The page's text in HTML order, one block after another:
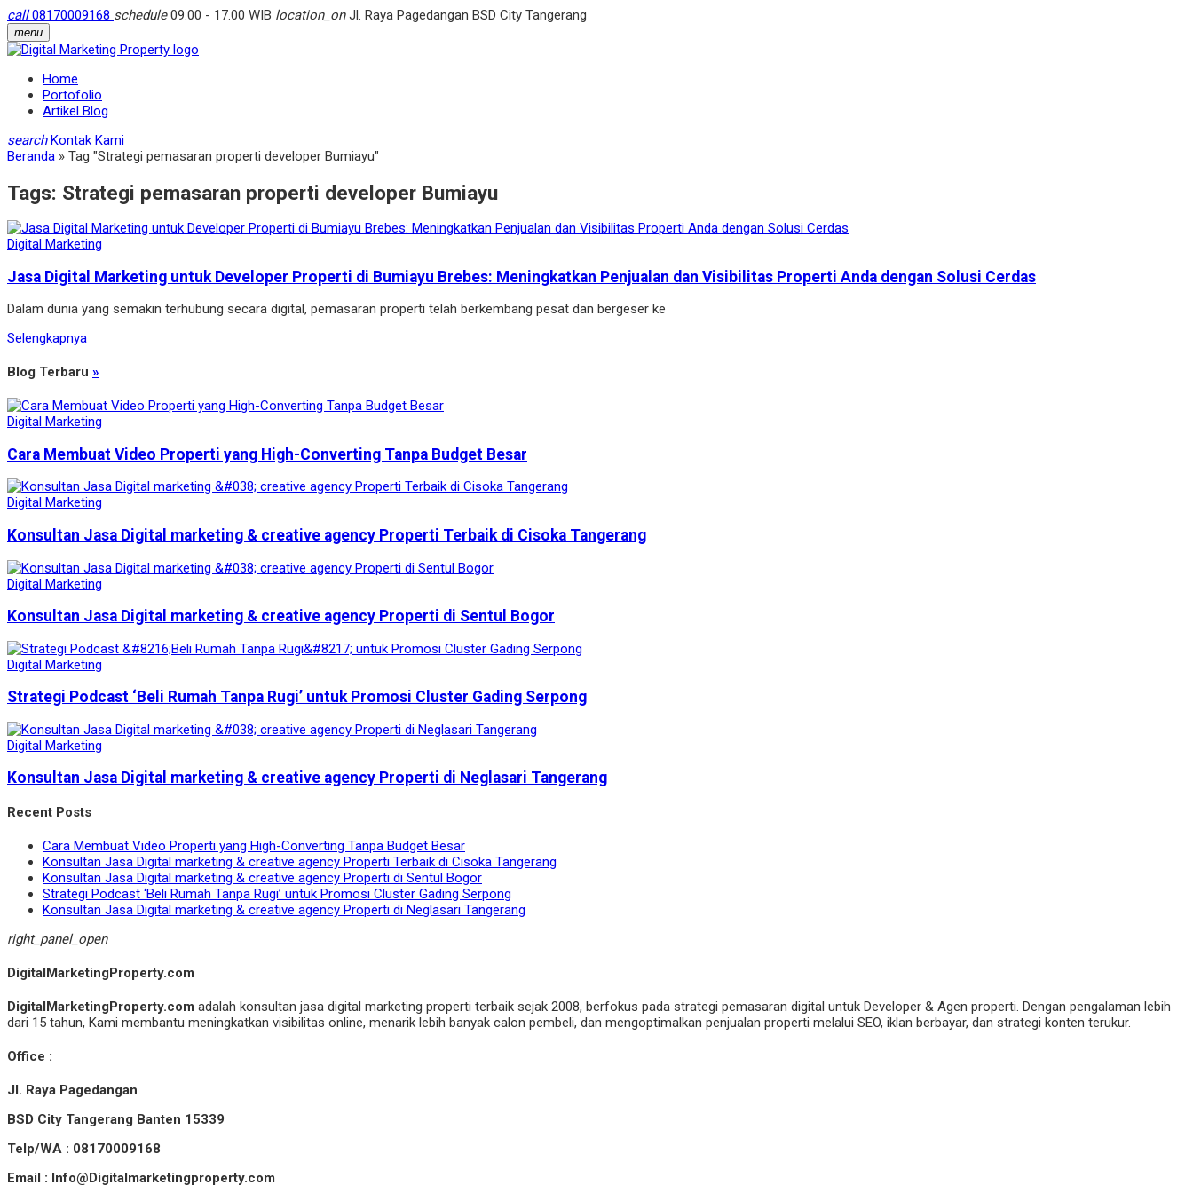
call08170009168 schedule09.00 - 17.00 WIB location_onJl. Raya Pagedangan BSD City Tangerang
menu
Home
Portofolio
Artikel Blog
search Kontak Kami
Beranda » Tag "Strategi pemasaran properti developer Bumiayu"
Tags: Strategi pemasaran properti developer Bumiayu
Digital Marketing
Jasa Digital Marketing untuk Developer Properti di Bumiayu Brebes: Meningkatkan Penjualan dan Visibilitas Properti Anda dengan Solusi Cerdas
Dalam dunia yang semakin terhubung secara digital, pemasaran properti telah berkembang pesat dan bergeser ke
Selengkapnya
Blog Terbaru »
Digital Marketing
Cara Membuat Video Properti yang High-Converting Tanpa Budget Besar
Digital Marketing
Konsultan Jasa Digital marketing & creative agency Properti Terbaik di Cisoka Tangerang
Digital Marketing
Konsultan Jasa Digital marketing & creative agency Properti di Sentul Bogor
Digital Marketing
Strategi Podcast ‘Beli Rumah Tanpa Rugi’ untuk Promosi Cluster Gading Serpong
Digital Marketing
Konsultan Jasa Digital marketing & creative agency Properti di Neglasari Tangerang
Recent Posts
Cara Membuat Video Properti yang High-Converting Tanpa Budget Besar
Konsultan Jasa Digital marketing & creative agency Properti Terbaik di Cisoka Tangerang
Konsultan Jasa Digital marketing & creative agency Properti di Sentul Bogor
Strategi Podcast ‘Beli Rumah Tanpa Rugi’ untuk Promosi Cluster Gading Serpong
Konsultan Jasa Digital marketing & creative agency Properti di Neglasari Tangerang
right_panel_open
DigitalMarketingProperty.com
DigitalMarketingProperty.com adalah konsultan jasa digital marketing properti terbaik sejak 2008, berfokus pada strategi pemasaran digital untuk Developer & Agen properti. Dengan pengalaman lebih
dari 15 tahun, Kami membantu meningkatkan visibilitas online, menarik lebih banyak calon pembeli, dan mengoptimalkan penjualan properti melalui SEO, iklan berbayar, dan strategi konten terukur.
Office :
Jl. Raya Pagedangan
BSD City Tangerang Banten 15339
Telp/WA : 08170009168
Email : Info@Digitalmarketingproperty.com